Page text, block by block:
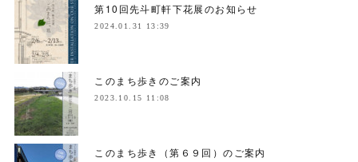
第10回先斗町軒下花展のお知らせ
2024.01.31 13:39
このまち歩きのご案内
2023.10.15 11:08
このまち歩き（第６９回）のご案内